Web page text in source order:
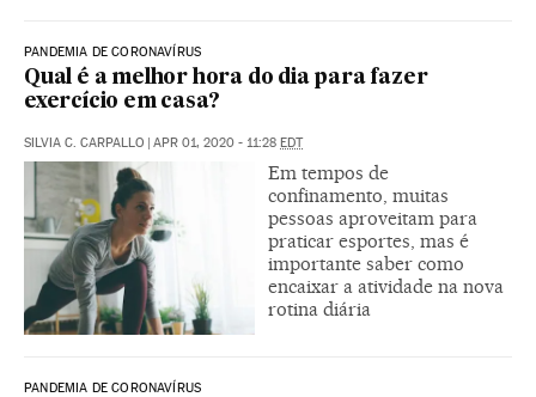
PANDEMIA DE CORONAVÍRUS
Qual é a melhor hora do dia para fazer
exercício em casa?
SILVIA C. CARPALLO | APR 01, 2020 - 11:28 EDT
Em tempos de
confinamento, muitas
pessoas aproveitam para
praticar esportes, mas é
importante saber como
encaixar a atividade na nova
rotina diária
PANDEMIA DE CORONAVÍRUS